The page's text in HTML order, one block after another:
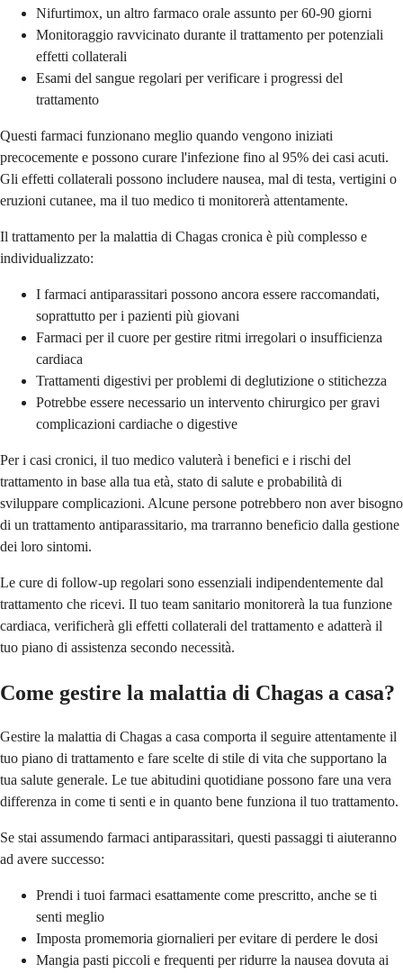
Nifurtimox, un altro farmaco orale assunto per 60-90 giorni
Monitoraggio ravvicinato durante il trattamento per potenziali
effetti collaterali
Esami del sangue regolari per verificare i progressi del
trattamento
Questi farmaci funzionano meglio quando vengono iniziati
precocemente e possono curare l'infezione fino al 95% dei casi acuti.
Gli effetti collaterali possono includere nausea, mal di testa, vertigini o
eruzioni cutanee, ma il tuo medico ti monitorerà attentamente.
Il trattamento per la malattia di Chagas cronica è più complesso e
individualizzato:
I farmaci antiparassitari possono ancora essere raccomandati,
soprattutto per i pazienti più giovani
Farmaci per il cuore per gestire ritmi irregolari o insufficienza
cardiaca
Trattamenti digestivi per problemi di deglutizione o stitichezza
Potrebbe essere necessario un intervento chirurgico per gravi
complicazioni cardiache o digestive
Per i casi cronici, il tuo medico valuterà i benefici e i rischi del
trattamento in base alla tua età, stato di salute e probabilità di
sviluppare complicazioni. Alcune persone potrebbero non aver bisogno
di un trattamento antiparassitario, ma trarranno beneficio dalla gestione
dei loro sintomi.
Le cure di follow-up regolari sono essenziali indipendentemente dal
trattamento che ricevi. Il tuo team sanitario monitorerà la tua funzione
cardiaca, verificherà gli effetti collaterali del trattamento e adatterà il
tuo piano di assistenza secondo necessità.
Come gestire la malattia di Chagas a casa?
Gestire la malattia di Chagas a casa comporta il seguire attentamente il
tuo piano di trattamento e fare scelte di stile di vita che supportano la
tua salute generale. Le tue abitudini quotidiane possono fare una vera
differenza in come ti senti e in quanto bene funziona il tuo trattamento.
Se stai assumendo farmaci antiparassitari, questi passaggi ti aiuteranno
ad avere successo:
Prendi i tuoi farmaci esattamente come prescritto, anche se ti
senti meglio
Imposta promemoria giornalieri per evitare di perdere le dosi
Mangia pasti piccoli e frequenti per ridurre la nausea dovuta ai